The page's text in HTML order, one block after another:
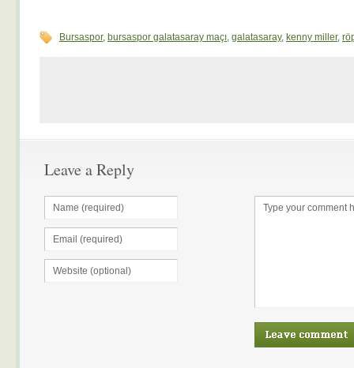
Bursaspor, bursaspor galatasaray maçı, galatasaray, kenny miller,
Leave a Reply